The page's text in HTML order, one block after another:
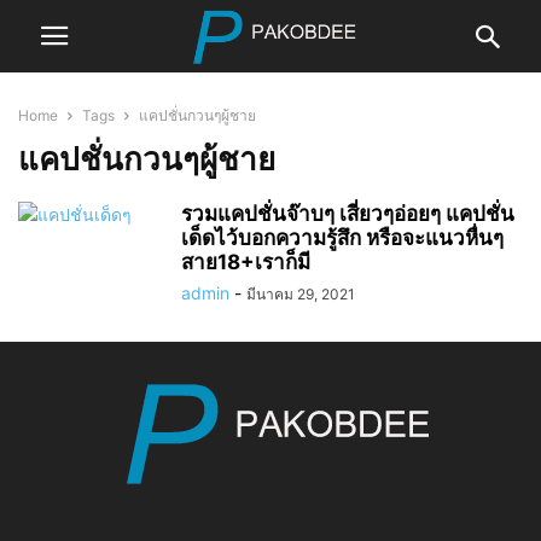
Home Tags แคปชั่นกวนๆผู้ชาย
แคปชั่นกวนๆผู้ชาย
รวมแคปชั่นจ๊าบๆ เสี่ยวๆอ่อยๆ แคปชั่น
เด็ดไว้บอกความรู้สึก หรือจะแนวหื่นๆ
สาย18+เราก็มี
admin - มีนาคม 29, 2021